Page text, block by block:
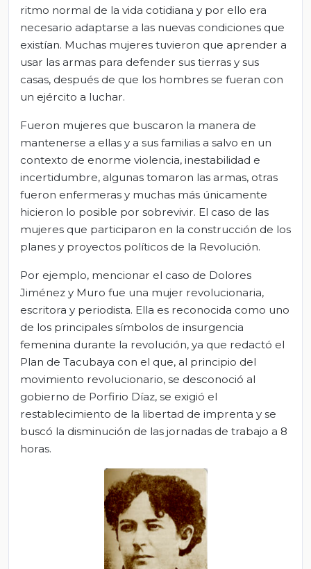
ritmo normal de la vida cotidiana y por ello era
necesario adaptarse a las nuevas condiciones que
existían. Muchas mujeres tuvieron que aprender a
usar las armas para defender sus tierras y sus
casas, después de que los hombres se fueran con
un ejército a luchar.
Fueron mujeres que buscaron la manera de
mantenerse a ellas y a sus familias a salvo en un
contexto de enorme violencia, inestabilidad e
incertidumbre, algunas tomaron las armas, otras
fueron enfermeras y muchas más únicamente
hicieron lo posible por sobrevivir. El caso de las
mujeres que participaron en la construcción de los
planes y proyectos políticos de la Revolución.
Por ejemplo, mencionar el caso de Dolores
Jiménez y Muro fue una mujer revolucionaria,
escritora y periodista. Ella es reconocida como uno
de los principales símbolos de insurgencia
femenina durante la revolución, ya que redactó el
Plan de Tacubaya con el que, al principio del
movimiento revolucionario, se desconoció al
gobierno de Porfirio Díaz, se exigió el
restablecimiento de la libertad de imprenta y se
buscó la disminución de las jornadas de trabajo a 8
horas.